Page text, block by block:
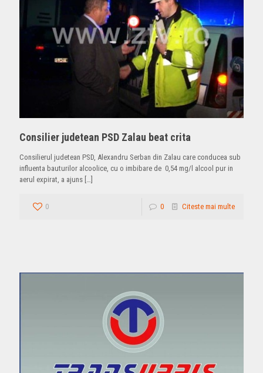
Consilier judetean PSD Zalau beat crita
Consilierul judetean PSD, Alexandru Serban din Zalau care conducea sub
influenta bauturilor alcoolice, cu o imbibare de 0,54 mg/l alcool pur in
aerul expirat, a ajuns […]
0 0 Citeste mai multe